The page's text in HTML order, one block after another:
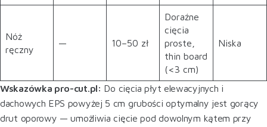
Nóż
ręczny
— 10–50 zł
Doraźne
cięcia
proste,
thin board
(<3 cm)
Niska
Wskazówka pro-cut.pl: Do cięcia płyt elewacyjnych i
dachowych EPS powyżej 5 cm grubości optymalny jest gorący
drut oporowy — umożliwia cięcie pod dowolnym kątem przy